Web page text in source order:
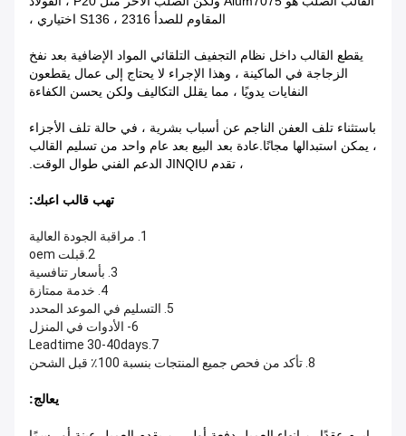
المقاوم للصدأ 2316 ، S136 اختياري ،
يقطع القالب داخل نظام التجفيف التلقائي المواد الإضافية بعد نفخ
الزجاجة في الماكينة ، وهذا الإجراء لا يحتاج إلى عمال يقطعون
النفايات يدويًا ، مما يقلل التكاليف ولكن يحسن الكفاءة
باستثناء تلف العفن الناجم عن أسباب بشرية ، في حالة تلف الأجزاء
، يمكن استبدالها مجانًا.عادة بعد البيع بعد عام واحد من تسليم القالب
، تقدم JINQIU الدعم الفني طوال الوقت.
تهب قالب اعبك:
1. مراقبة الجودة العالية
2.قبلت oem
3. بأسعار تنافسية
4. خدمة ممتازة
5. التسليم في الموعد المحدد
6- الأدوات في المنزل
7.Leadtime 30-40days
8. تأكد من فحص جميع المنتجات بنسبة 100٪ قبل الشحن
يعالج: